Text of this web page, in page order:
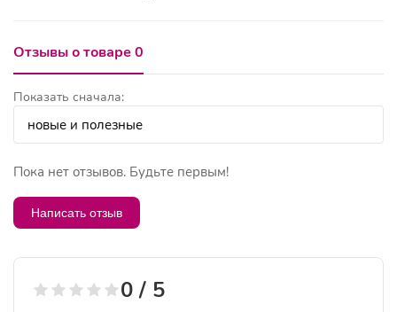
Отзывы о товаре 0
Показать сначала:
Пока нет отзывов. Будьте первым!
Написать отзыв
0 / 5